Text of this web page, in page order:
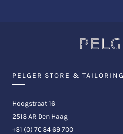
PELGER STORE & TAILORING
Hoogstraat 16
2513 AR Den Haag
+31 (0) 70 34 69 700